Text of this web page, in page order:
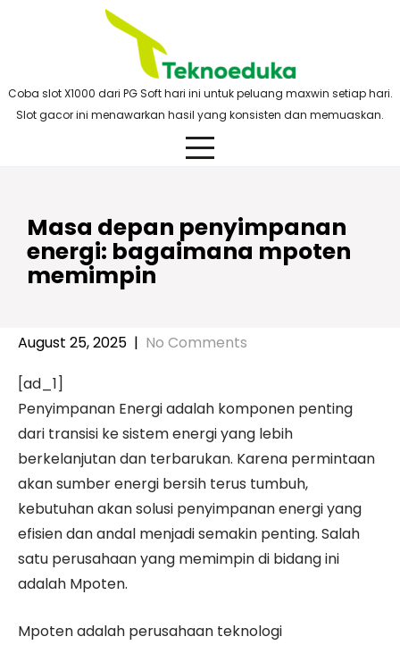
Coba slot X1000 dari PG Soft hari ini untuk peluang maxwin setiap hari.
Slot gacor ini menawarkan hasil yang konsisten dan memuaskan.
Masa depan penyimpanan
energi: bagaimana mpoten
memimpin
August 25, 2025 | No Comments
[ad_1]
Penyimpanan Energi adalah komponen penting
dari transisi ke sistem energi yang lebih
berkelanjutan dan terbarukan. Karena permintaan
akan sumber energi bersih terus tumbuh,
kebutuhan akan solusi penyimpanan energi yang
efisien dan andal menjadi semakin penting. Salah
satu perusahaan yang memimpin di bidang ini
adalah Mpoten.
Mpoten adalah perusahaan teknologi